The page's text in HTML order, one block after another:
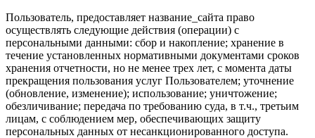
Пользователь, предоставляет название_сайта право
осуществлять следующие действия (операции) с
персональными данными: сбор и накопление; хранение в
течение установленных нормативными документами сроков
хранения отчетности, но не менее трех лет, с момента даты
прекращения пользования услуг Пользователем; уточнение
(обновление, изменение); использование; уничтожение;
обезличивание; передача по требованию суда, в т.ч., третьим
лицам, с соблюдением мер, обеспечивающих защиту
персональных данных от несанкционированного доступа.